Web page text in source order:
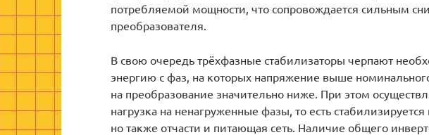
потребляемой мощности, что сопровождается сильным
преобразователя.
В свою очередь трёхфазные стабилизаторы черпают
энергию с фаз, на которых напряжение выше
на преобразование значительно ниже. При этом
нагрузка на ненагруженные фазы, то есть стабилизируется
но также отчасти и питающая сеть. Наличие общего